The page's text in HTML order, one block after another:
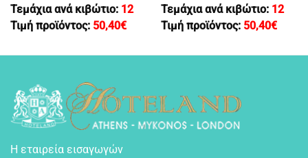
Τεμάχια ανά κιβώτιο: 12
Τιμή προϊόντος: 50,40€
Τεμάχια ανά κιβώτιο: 12
Τιμή προϊόντος: 50,40€
Η εταιρεία εισαγωγών